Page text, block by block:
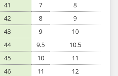
41 7
8
42 8
9
43 9
10
44 9.5
10.5
45 10
11
46 11 12